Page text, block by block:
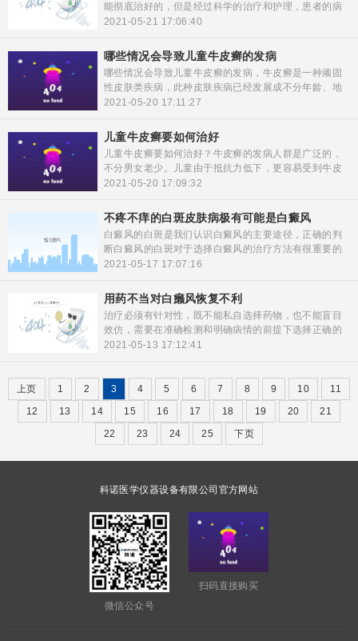
能彻底治好的，但是经过科学的治疗和护理，患者的病
情是可以康复的。其中儿童银屑病患者的病情，一般是
治疗的时候要有要克服的难点。
2021-05-21 17:06:40
哪些情况会导致儿童牛皮癣的发病
哪些情况会导致儿童牛皮癣的发病，牛皮癣是一种顽固
性皮肤类疾病，此种皮肤疾病已经发展成不分年龄、地
域、环境都可患此疾病，儿童又是一个免疫力比较低下
情况下会导致儿童牛皮癣的产生呢。
2021-05-20 17:11:27
儿童牛皮癣要如何治好
儿童牛皮癣要如何治好？牛皮癣的发病人群是广泛的，
不分男女老少。儿童由于抵抗力低下，更容易受到牛皮
癣的侵害。儿童处于生长发育阶段，容易受到外界的刺
下：
2021-05-20 17:09:32
不疼不痒的白斑皮肤病极有可能是白癜风
白癜风的白斑是我们认识白癜风的主要途径，正确的判
断白癜风的白斑对于选择白癜风的治疗方法有很重要的
作用。但是并不是所有的人都能准确的分辨白癜风的病
疼不痒的白斑，不知道是不是白癜风，不疼不痒的白斑
皮肤病极有可能是白癜风?通过下面的文章的介绍，您可
以详细的了解一下。
2021-05-17 17:07:16
用药不当对白癞风恢复不利
治疗必须有针对性，既不能私自选择药物，也不能盲目
效仿，需要在准确检测和明确病情的前提下选择正确的
治疗方案，才能尽快实现白斑康复。
2021-05-13 17:12:41
上页 1 2 3 4 5 6 7 8 9 10
11
12
13 14 15 16 17 18 19 20
21
22
23 24 25 下页
科诺医学仪器设备有限公司官方网站
微信公众号
扫码直接购买